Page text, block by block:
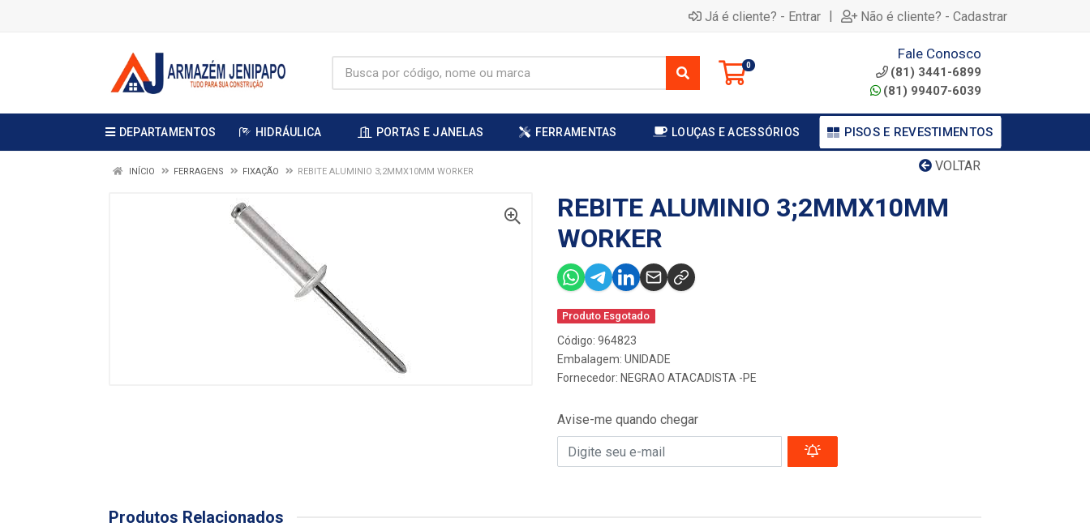
Já é cliente? - Entrar | Não é cliente? - Cadastrar
0
Fale Conosco
(81) 3441-6899
(81) 99407-6039
DEPARTAMENTOS HIDRÁULICA PORTAS E JANELAS FERRAMENTAS LOUÇAS E ACESSÓRIOS PISOS E REVESTIMENTOS
VOLTAR
INÍCIO FERRAGENS FIXAÇÃO REBITE ALUMINIO 3;2MMX10MM WORKER
REBITE ALUMINIO 3;2MMX10MM
WORKER
Produto Esgotado
Código: 964823
Embalagem: UNIDADE
Fornecedor: NEGRAO ATACADISTA -PE
Avise-me quando chegar
Produtos Relacionados